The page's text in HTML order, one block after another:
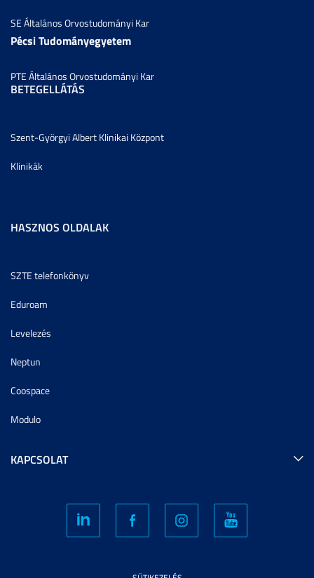
SE Általános Orvostudományi Kar
Pécsi Tudományegyetem
PTE Általános Orvostudományi Kar
BETEGELLÁTÁS
Szent-Györgyi Albert Klinikai Központ
Klinikák
HASZNOS OLDALAK
SZTE telefonkönyv
Eduroam
Levelezés
Neptun
Coospace
Modulo
KAPCSOLAT